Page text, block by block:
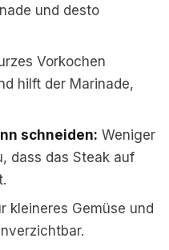
und desto
Vorkochen
hilft der Marinade,
schneiden: Weniger
dass das Steak auf
kleineres Gemüse und